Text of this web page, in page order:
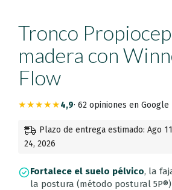
Tronco
madera con
Flow
★★★★★4,9· 62 opiniones en Google
Plazo de entrega estimado: Ago
24, 2026
Fortalece el suelo pélvico, la
la postura (método postural 5P®)